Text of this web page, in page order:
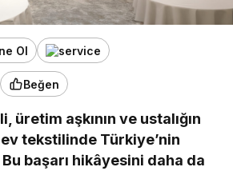
Ol
Beğen
üretim aşkının ve ustalığın
tekstilinde Türkiye’nin
başarı hikâyesini daha da